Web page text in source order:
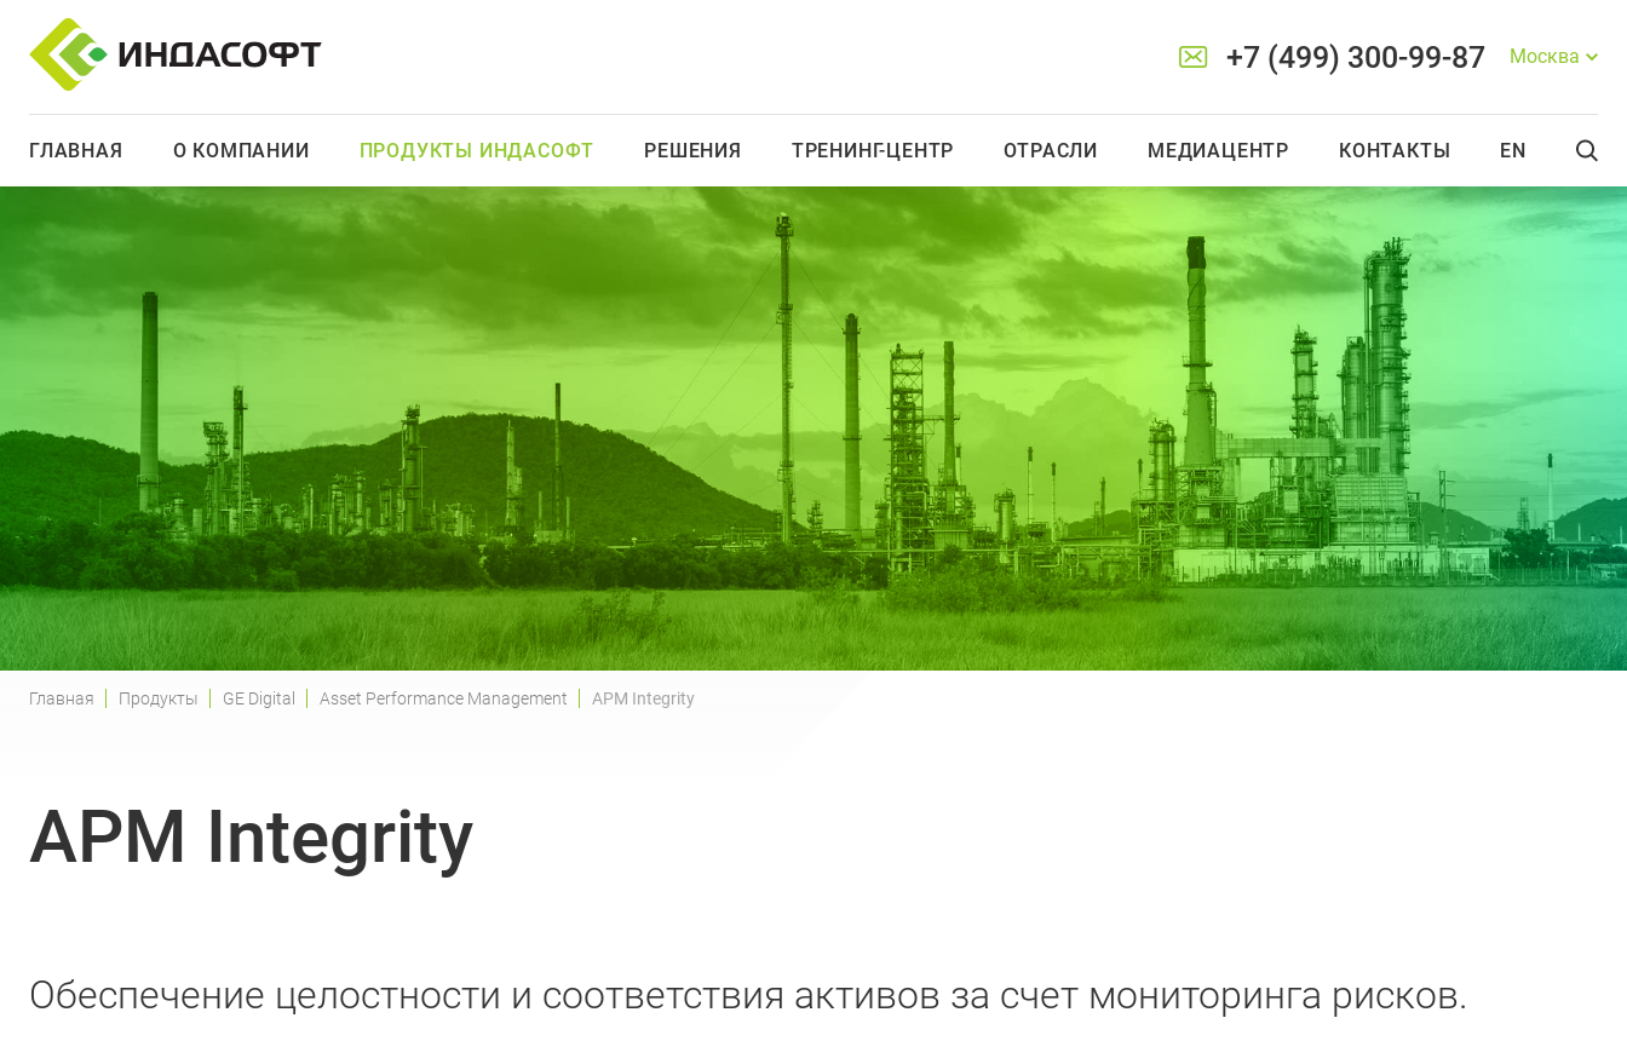
+7 (499) 300-99-87 Москва
ГЛАВНАЯ О КОМПАНИИ ПРОДУКТЫ ИНДАСОФТ РЕШЕНИЯ ТРЕНИНГ-ЦЕНТР ОТРАСЛИ МЕДИАЦЕНТР КОНТАКТЫ EN
Главная Продукты GE Digital Asset Performance Management APM Integrity
APM Integrity
Обеспечение целостности и соответствия активов за счет мониторинга рисков.